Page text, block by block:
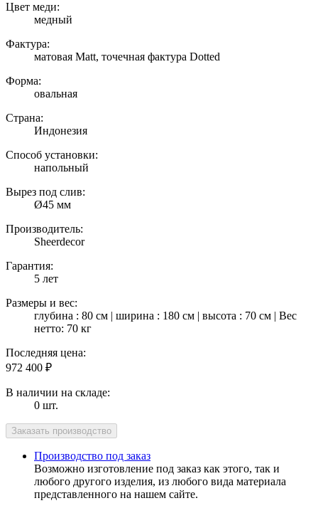
Цвет меди:
медный
Фактура:
матовая Matt, точечная фактура Dotted
Форма:
овальная
Страна:
Индонезия
Способ установки:
напольный
Вырез под слив:
Ø45 мм
Производитель:
Sheerdecor
Гарантия:
5 лет
Размеры и вес:
глубина : 80 см | ширина : 180 см | высота : 70 см | Вес
нетто: 70 кг
Последняя цена:
972 400 ₽
В наличии на складе:
0 шт.
Производство под заказ
Возможно изготовление под заказ как этого, так и
любого другого изделия, из любого вида материала
представленного на нашем сайте.